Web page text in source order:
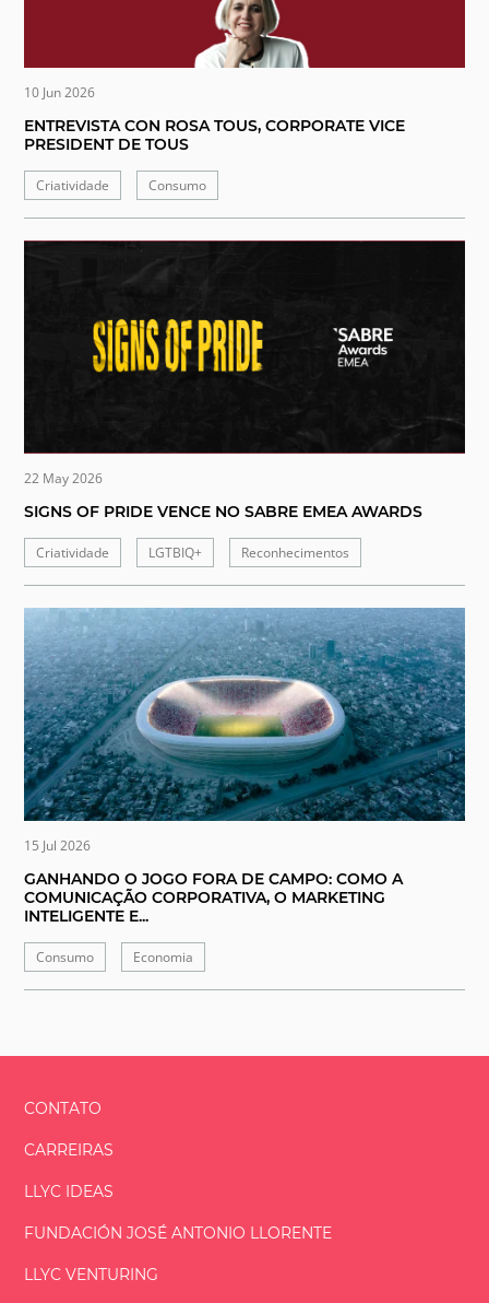
10 Jun 2026
ENTREVISTA CON ROSA TOUS, CORPORATE VICE
PRESIDENT DE TOUS
Criatividade Consumo
22 May 2026
SIGNS OF PRIDE VENCE NO SABRE EMEA AWARDS
Criatividade LGTBIQ+ Reconhecimentos
15 Jul 2026
GANHANDO O JOGO FORA DE CAMPO: COMO A
COMUNICAÇÃO CORPORATIVA, O MARKETING
INTELIGENTE E...
Consumo Economia
CONTATO
CARREIRAS
LLYC IDEAS
FUNDACIÓNJOSÉ ANTONIO LLORENTE
LLYC VENTURING